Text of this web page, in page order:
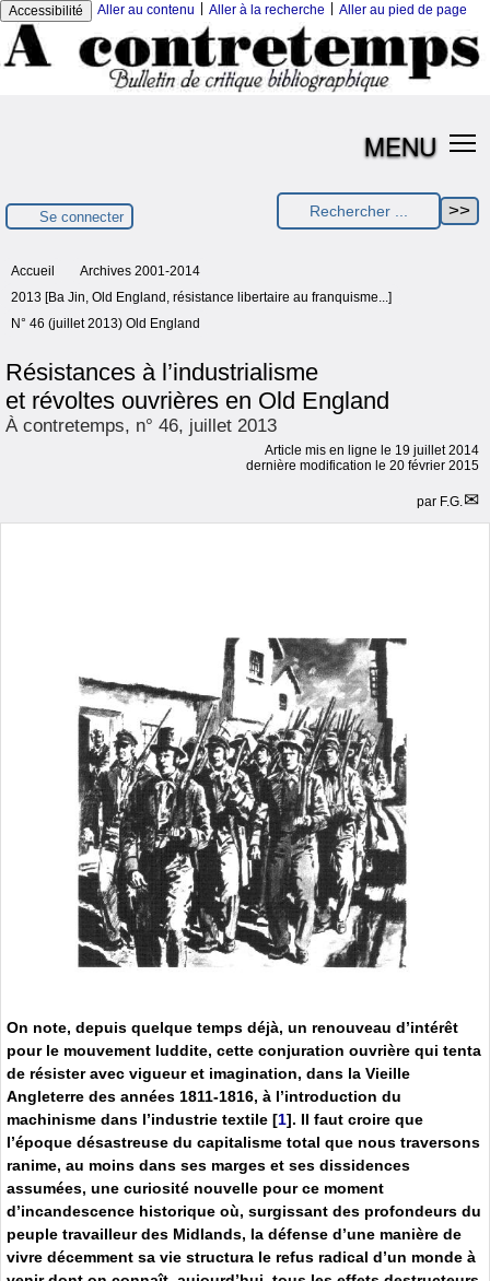
Accessibilité Aller au contenu Aller à la recherche Aller au pied de page
MENU
Se connecter
Accueil
Archives 2001-2014
2013 [Ba Jin, Old England, résistance libertaire au franquisme...]
N° 46 (juillet 2013) Old England
Résistances à l’industrialisme
et révoltes ouvrières en Old England
À contretemps, n° 46, juillet 2013
Article mis en ligne le 19 juillet 2014
dernière modification le 20 février 2015
par F.G.
On note, depuis quelque temps déjà, un renouveau d’intérêt
pour le mouvement luddite, cette conjuration ouvrière qui tenta
de résister avec vigueur et imagination, dans la Vieille
Angleterre des années 1811-1816, à l’introduction du
machinisme dans l’industrie textile [1]. Il faut croire que
l’époque désastreuse du capitalisme total que nous traversons
ranime, au moins dans ses marges et ses dissidences
assumées, une curiosité nouvelle pour ce moment
d’incandescence historique où, surgissant des profondeurs du
peuple travailleur des Midlands, la défense d’une manière de
vivre décemment sa vie structura le refus radical d’un monde à